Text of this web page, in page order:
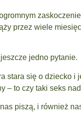
przez wiele
jedno pytanie.
stara się o dziecko i
– to czy taki seks
piszą, i również